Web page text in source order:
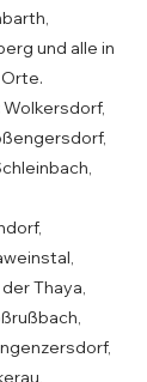
und alle in
Wolkersdorf,
Thaya,